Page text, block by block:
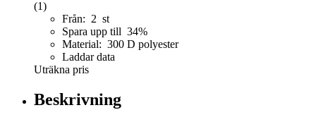
(1)
Från: 2 st
Spara upp till 34%
Material: 300 D polyester
Laddar data
Uträkna pris
Beskrivning